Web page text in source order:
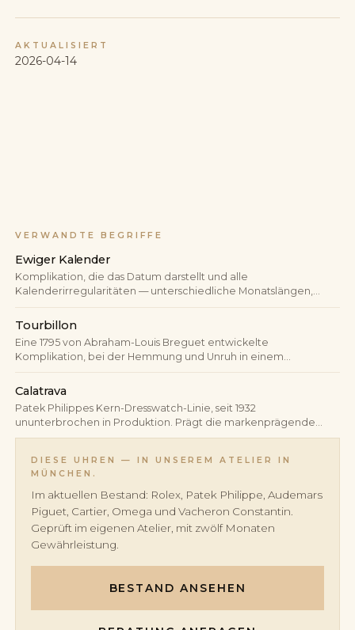
AKTUALISIERT
2026-04-14
VERWANDTE BEGRIFFE
Ewiger Kalender
Komplikation, die das Datum darstellt und alle
Kalenderirregularitäten — unterschiedliche Monatslängen,
Schaltjahre — automatisch berücksichtigt. Ein korrekt
eingestellter ewiger Kalender benötigt bis zum Jahr 2100 keine
Tourbillon
Eine 1795 von Abraham-Louis Breguet entwickelte
Komplikation, bei der Hemmung und Unruh in einem
rotierenden Käfig sitzen — die durch die Schwerkraft
verursachten Lagenfehler werden so statistisch ausgemittelt.
Calatrava
Patek Philippes Kern-Dresswatch-Linie, seit 1932
ununterbrochen in Produktion. Prägt die markenprägende
„rund, schlicht, nur Zeit"-Ästhetik und gilt branchenweit als
DIESE UHREN — IN UNSEREM ATELIER IN
MÜNCHEN.
Im aktuellen Bestand: Rolex, Patek Philippe, Audemars
Piguet, Cartier, Omega und Vacheron Constantin.
Geprüft im eigenen Atelier, mit zwölf Monaten
Gewährleistung.
BESTAND ANSEHEN